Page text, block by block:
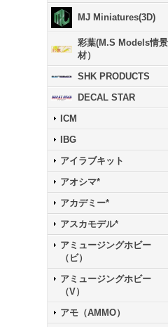
MJ Miniatures(3D)
彩葉(M.S Models情
材）
SHK PRODUCTS
DECAL STAR
ICM
IBG
アイラブキット
アオシマ*
アカデミー*
アスカモデル*
アミュージングホビー
（ビ）
アミュージングホビー
（V）
アモ（AMMO）